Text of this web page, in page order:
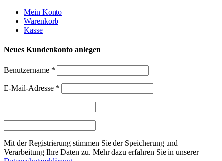
Weiter
zum
Inhalt
Mein Konto
Warenkorb
Kasse
Neues Kundenkonto anlegen
Benutzername *
E-Mail-Adresse *
Mit der Registrierung stimmen Sie der Speicherung und
Verarbeitung Ihre Daten zu. Mehr dazu erfahren Sie in unserer